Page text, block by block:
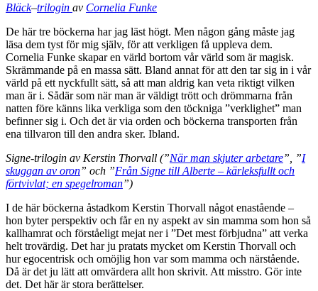
Bläck–trilogin av Cornelia Funke
De här tre böckerna har jag läst högt. Men någon gång måste jag
läsa dem tyst för mig själv, för att verkligen få uppleva dem.
Cornelia Funke skapar en värld bortom vår värld som är magisk.
Skrämmande på en massa sätt. Bland annat för att den tar sig in i vår
värld på ett nyckfullt sätt, så att man aldrig kan veta riktigt vilken
man är i. Sådär som när man är väldigt trött och drömmarna från
natten före känns lika verkliga som den töckniga ”verklighet” man
befinner sig i. Och det är via orden och böckerna transporten från
ena tillvaron till den andra sker. Ibland.
Signe-trilogin av Kerstin Thorvall (”När man skjuter arbetare”, ”I
skuggan av oron” och ”Från Signe till Alberte – kärleksfullt och
förtvivlat; en spegelroman”)
I de här böckerna åstadkom Kerstin Thorvall något enastående –
hon byter perspektiv och får en ny aspekt av sin mamma som hon så
kallhamrat och förståeligt mejat ner i ”Det mest förbjudna” att verka
helt trovärdig. Det har ju pratats mycket om Kerstin Thorvall och
hur egocentrisk och omöjlig hon var som mamma och närstående.
Då är det ju lätt att omvärdera allt hon skrivit. Att misstro. Gör inte
det. Det här är stora berättelser.